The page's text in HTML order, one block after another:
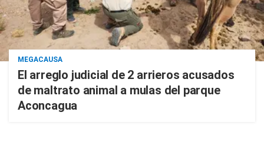
MEGACAUSA
El arreglo judicial de 2 arrieros acusados
de maltrato animal a mulas del parque
Aconcagua